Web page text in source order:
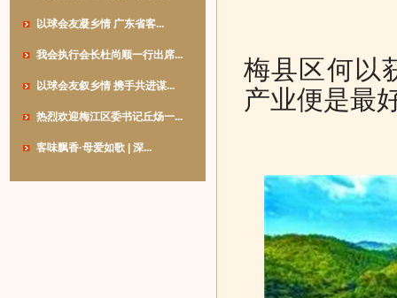
以球会友凝乡情 广东省客...
我会执行会长杜尚顺一行出席...
以球会友叙乡情 携手共进谋...
热烈欢迎梅江区委书记丘炀一...
客味飘香·母爱如歌 | 深...
梅县区何以
产业便是最